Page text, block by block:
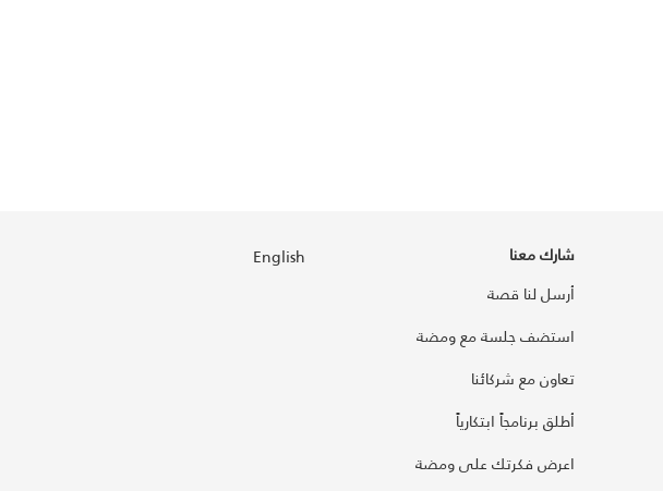
شارك معنا
أرسل لنا قصة
استضف جلسة مع ومضة
تعاون مع شركائنا
أطلق برنامجاً ابتكارياً
اعرض فكرتك على ومضة
English